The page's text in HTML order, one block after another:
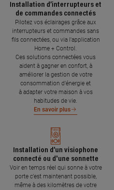
Installation d’interrupteurs et
de commandes connectés
Pilotez vos éclairages grâce aux
interrupteurs et commandes sans
fils connectées, ou via l'application
Home + Control.
Ces solutions connectées vous
aident à gagner en confort, à
améliorer la gestion de votre
consommation d’énergie et
à adapter votre maison à vos
habitudes de vie.
En savoir plus
Installation d’un visiophone
connecté ou d'une sonnette
Voir en temps réel qui sonne à votre
porte c’est maintenant possible,
même à des kilomètres de votre